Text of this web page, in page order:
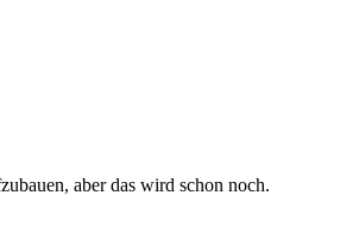
aber das wird schon noch.